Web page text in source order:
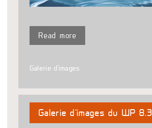
Read more
Galerie d'images
Galerie d’images du WP 8.3